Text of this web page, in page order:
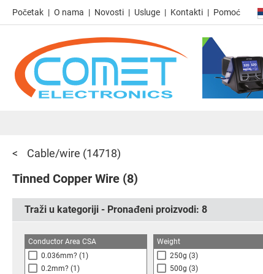
Početak O nama Novosti Usluge Kontakti Pomoć
Cable/wire (14718)
Tinned Copper Wire (8)
Traži u kategoriji - Pronađeni proizvodi: 8
Conductor Area CSA
0.036mm? (1)
0.2mm? (1)
Weight
250g (3)
500g (3)